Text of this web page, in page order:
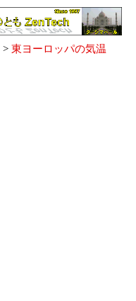
> 東ヨーロッパの気温